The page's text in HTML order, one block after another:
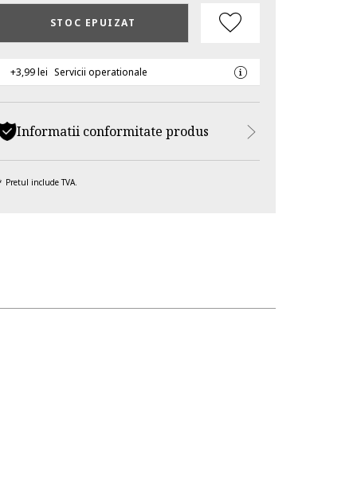
STOC EPUIZAT
+3,99 lei Servicii operationale
Informatii conformitate produs
Pretul include TVA.